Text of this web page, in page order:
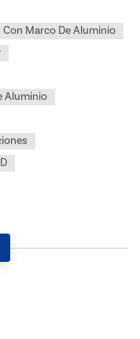
Con Marco De Aluminio
Aluminio